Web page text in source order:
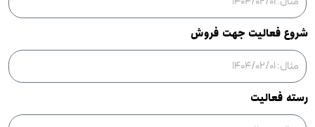
شروع فعالیت جهت فروش
رسته فعالیت